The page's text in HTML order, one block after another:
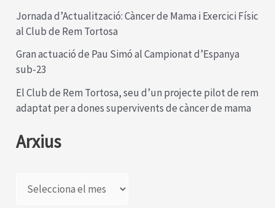
Jornada d’Actualització: Càncer de Mama i Exercici Físic
al Club de Rem Tortosa
Gran actuació de Pau Simó al Campionat d’Espanya
sub-23
El Club de Rem Tortosa, seu d’un projecte pilot de rem
adaptat per a dones supervivents de càncer de mama
Arxius